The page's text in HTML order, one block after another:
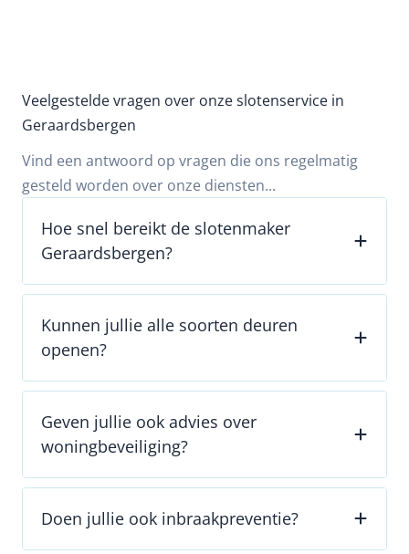
Veelgestelde vragen over onze slotenservice in
Geraardsbergen
Vind een antwoord op vragen die ons regelmatig
gesteld worden over onze diensten...
Hoe snel bereikt de slotenmaker
Geraardsbergen?
Kunnen jullie alle soorten deuren
openen?
Geven jullie ook advies over
woningbeveiliging?
Doen jullie ook inbraakpreventie?